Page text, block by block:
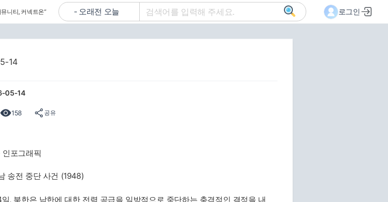
니티, 커넥트온” 로그인
14
05-14
158 공유
송전 중단 사건 (1948)
, 북한은 남한에 대한 전력 공급을 일방적으로 중단하는 충격적인 결정을 내